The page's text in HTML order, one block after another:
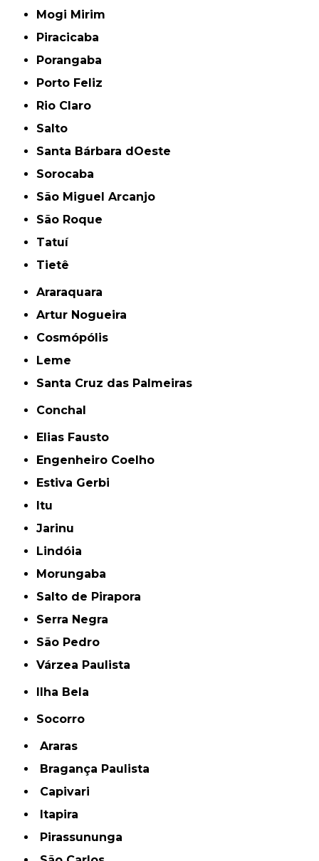
Mogi Mirim
Piracicaba
Porangaba
Porto Feliz
Rio Claro
Salto
Santa Bárbara dOeste
Sorocaba
São Miguel Arcanjo
São Roque
Tatuí
Tietê
Araraquara
Artur Nogueira
Cosmópólis
Leme
Santa Cruz das Palmeiras
Conchal
Elias Fausto
Engenheiro Coelho
Estiva Gerbi
Itu
Jarinu
Lindóia
Morungaba
Salto de Pirapora
Serra Negra
São Pedro
Várzea Paulista
Ilha Bela
Socorro
Araras
Bragança Paulista
Capivari
Itapira
Pirassununga